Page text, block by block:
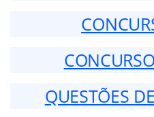
QUESTÕES